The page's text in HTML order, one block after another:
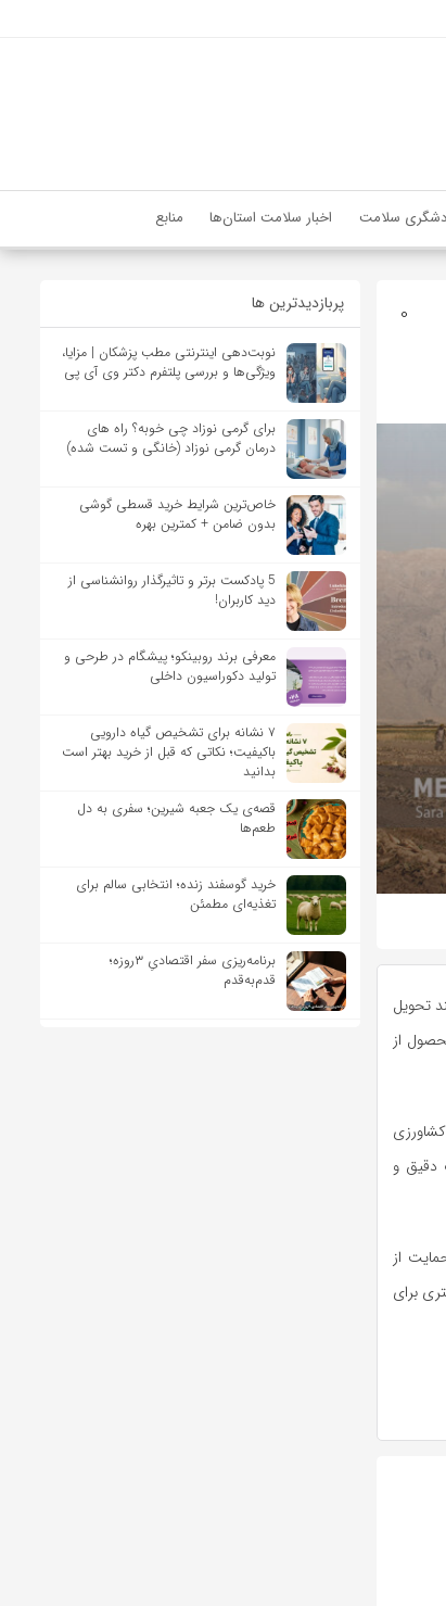
سلامت اخبار سلامت استان‌ها منابع
0
به کارخانه قند تحویل
در مجموع بیش از ۸۰ هزار تُن محصول از
دقیق و
از
برای
پربازدیدترین ها
نوبت‌دهی اینترنتی مطب پزشکان | مزایا،
ویژگی‌ها و بررسی پلتفرم دکتر وی آی پی
برای گرمی نوزاد چی خوبه؟ راه های
درمان گرمی نوزاد (خانگی و تست شده)
خاص‌ترین شرایط خرید قسطی گوشی
بدون ضامن + کمترین بهره
5 پادکست برتر و تاثیرگذار روانشناسی از
دید کاربران!
معرفی برند روبینکو؛ پیشگام در طرحی و
تولید دکوراسیون داخلی
۷ نشانه برای تشخیص گیاه دارویی
باکیفیت؛ نکاتی که قبل از خرید بهتر است
بدانید
قصه‌ی یک جعبه شیرین؛ سفری به دل
طعم‌ها
خرید گوسفند زنده؛ انتخابی سالم برای
تغذیه‌ای مطمئن
برنامه‌ریزی سفر اقتصادیِ ۳روزه؛
قدم‌به‌قدم